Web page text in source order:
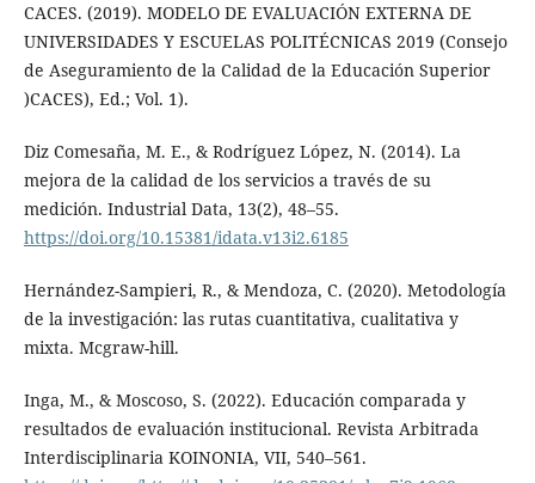
CACES. (2019). MODELO DE EVALUACIÓN EXTERNA DE
UNIVERSIDADES Y ESCUELAS POLITÉCNICAS 2019 (Consejo
de Aseguramiento de la Calidad de la Educación Superior
)CACES), Ed.; Vol. 1).
Diz Comesaña, M. E., & Rodríguez López, N. (2014). La
mejora de la calidad de los servicios a través de su
medición. Industrial Data, 13(2), 48–55.
https://doi.org/10.15381/idata.v13i2.6185
Hernández-Sampieri, R., & Mendoza, C. (2020). Metodología
de la investigación: las rutas cuantitativa, cualitativa y
mixta. Mcgraw-hill.
Inga, M., & Moscoso, S. (2022). Educación comparada y
resultados de evaluación institucional. Revista Arbitrada
Interdisciplinaria KOINONIA, VII, 540–561.